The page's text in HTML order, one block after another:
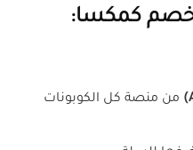
خصم كمكسا:
من منصة كل الكوبونات